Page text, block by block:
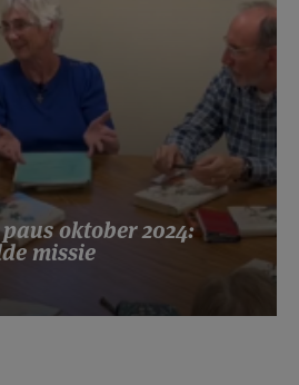
oktober 2024:
missie